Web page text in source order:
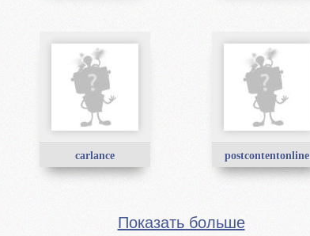
carlance postcontentonline
Показать больше